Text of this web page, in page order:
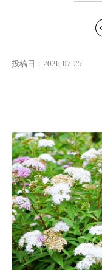
投稿日：2026-07-25